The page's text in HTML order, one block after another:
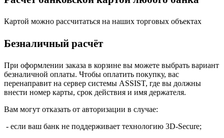
Картой можно рассчитаться на наших торговых объектах
Безналичный расчёт
При оформлении заказа в корзине вы можете выбрать вариант
безналичной оплаты. Чтобы оплатить покупку, вас
перенаправит на сервер системы ASSIST, где вы должны
внести номер карты, срок действия и имя держателя.
Вам могут отказать от авторизации в случае:
- если ваш банк не поддерживает технологию 3D-Secure;